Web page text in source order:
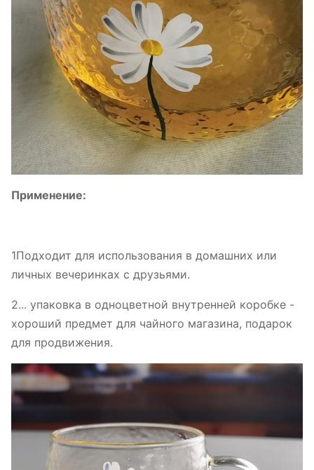
Применение:
1Подходит для использования в домашних или
личных вечеринках с друзьями.
2... упаковка в одноцветной внутренней коробке -
хороший предмет для чайного магазина, подарок
для продвижения.